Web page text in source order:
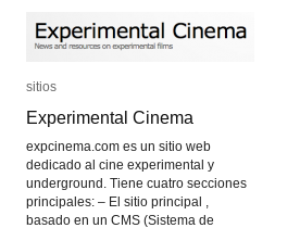
sitios
Experimental Cinema
expcinema.com es un sitio web
dedicado al cine experimental y
underground. Tiene cuatro secciones
principales: – El sitio principal ,
basado en un CMS (Sistema de
sitios
Experimental Cinema